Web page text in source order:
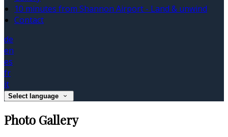
10 minutes from Shannon Airport - Land & unwind
Contact
de
en
es
fr
it
Select language
Photo Gallery